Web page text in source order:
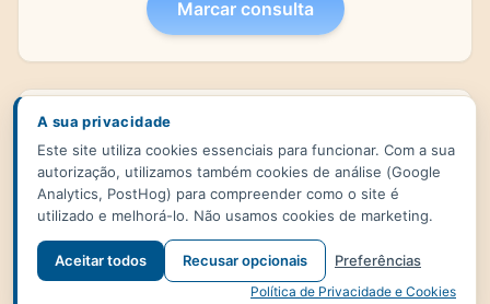
Marcar consulta
Explore os artigos mais recentes para
aprofundar temas clínicos frequentes e
compreender melhor as diferentes áreas de
avaliação disponíveis.
A sua privacidade
Este site utiliza cookies essenciais para funcionar. Com a sua
autorização, utilizamos também cookies de análise (Google
Analytics, PostHog) para compreender como o site é
utilizado e melhorá-lo. Não usamos cookies de marketing.
Aceitar todos Recusar opcionais Preferências
Política de Privacidade e Cookies